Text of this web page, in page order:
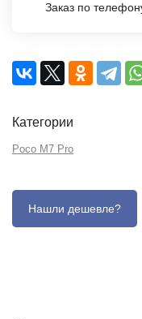
Заказ по
Категории
Poco M7 Pro